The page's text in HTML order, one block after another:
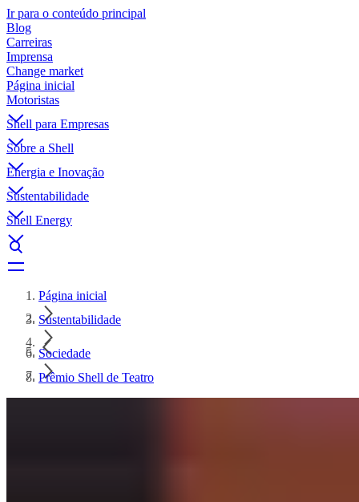
Ir para o conteúdo principal
Blog
Carreiras
Imprensa
Change market
Página inicial
Motoristas
Shell para Empresas
Sobre a Shell
Energia e Inovação
Sustentabilidade
Shell Energy
Página inicial
Sustentabilidade
Sociedade
Prêmio Shell de Teatro